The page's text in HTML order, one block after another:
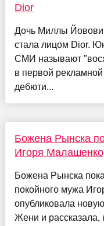
Dior
Дочь Миллы
стала лицом Dior.
СМИ называют
в первой
дебюти...
Божена Рынска
Игоря Малашенко
Божена Рынска
покойного мужа
опубликовала
Жени и рассказала,